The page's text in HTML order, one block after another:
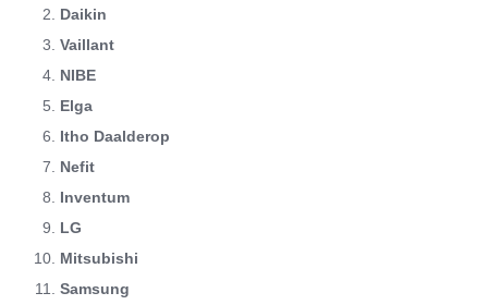
Daikin
Vaillant
NIBE
Elga
Itho Daalderop
Nefit
Inventum
LG
Mitsubishi
Samsung